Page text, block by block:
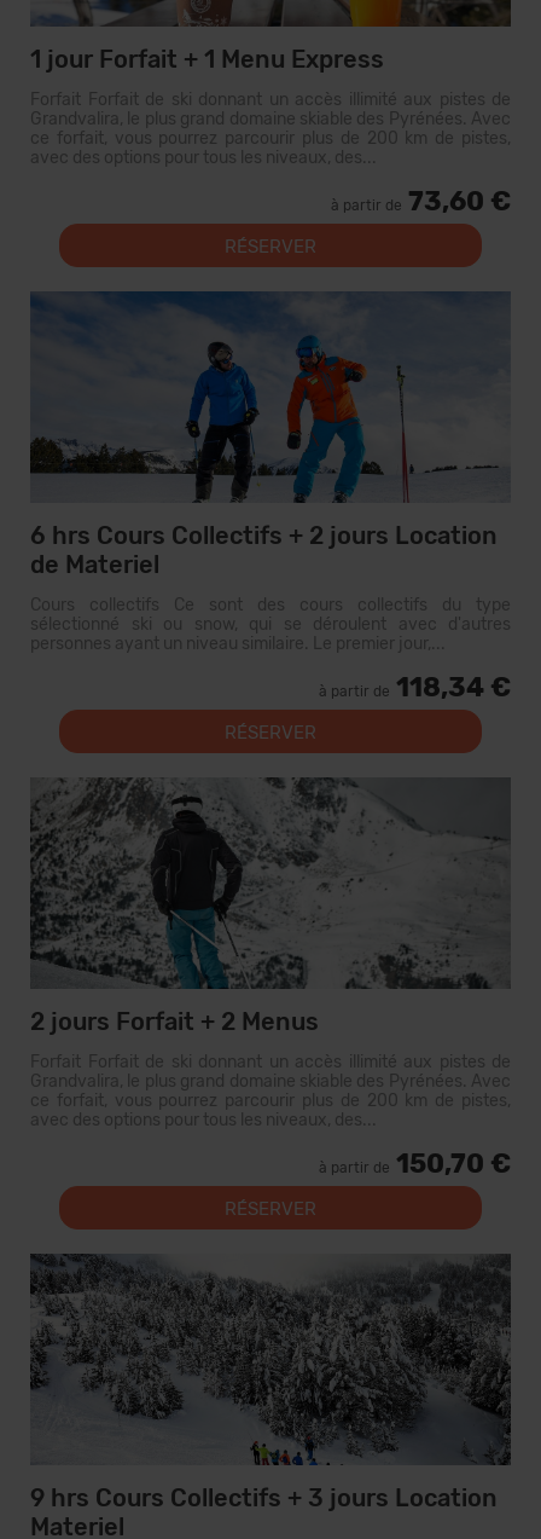
1 jour Forfait + 1 Menu Express
Forfait Forfait de ski donnant un accès illimité aux pistes de
Grandvalira, le plus grand domaine skiable des Pyrénées. Avec
ce forfait, vous pourrez parcourir plus de 200 km de pistes,
avec des options pour tous les niveaux, des...
à partir de 73,60 €
RÉSERVER
6 hrs Cours Collectifs + 2 jours Location
de Materiel
Cours collectifs Ce sont des cours collectifs du type
sélectionné ski ou snow, qui se déroulent avec d'autres
personnes ayant un niveau similaire. Le premier jour,...
à partir de 118,34 €
RÉSERVER
2 jours Forfait + 2 Menus
Forfait Forfait de ski donnant un accès illimité aux pistes de
Grandvalira, le plus grand domaine skiable des Pyrénées. Avec
ce forfait, vous pourrez parcourir plus de 200 km de pistes,
avec des options pour tous les niveaux, des...
à partir de 150,70 €
RÉSERVER
9 hrs Cours Collectifs + 3 jours Location
Materiel